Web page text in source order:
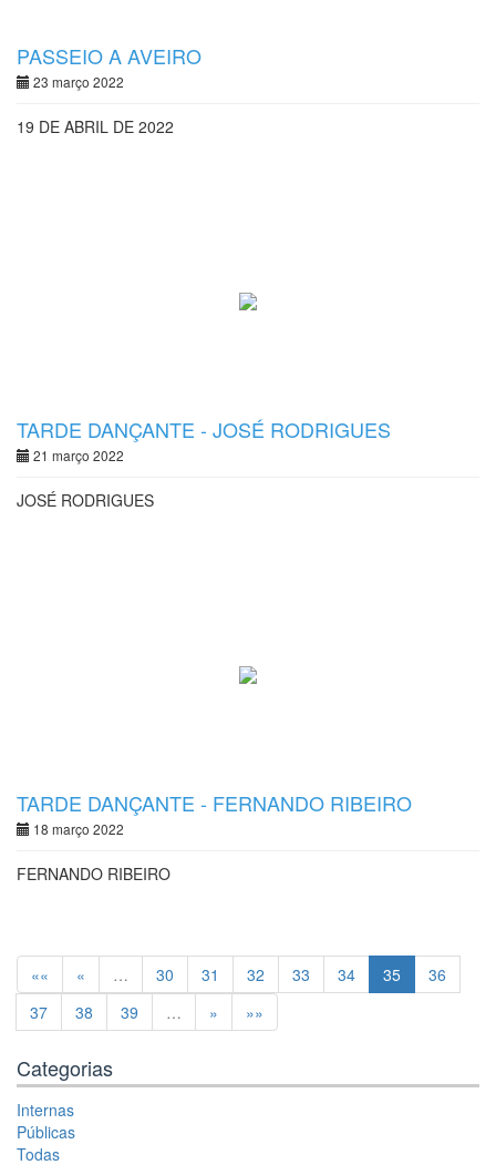
PASSEIO A AVEIRO
23 março 2022
19 DE ABRIL DE 2022
TARDE DANÇANTE - JOSÉ RODRIGUES
21 março 2022
JOSÉ RODRIGUES
TARDE DANÇANTE - FERNANDO RIBEIRO
18 março 2022
FERNANDO RIBEIRO
«« « … 30 31 32 33 34 35
36
37
38 39 … » »»
Categorias
Internas
Públicas
Todas